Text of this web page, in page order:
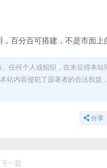
百分百可搭建，不是市面上
任何个人或组织，在未征得本站
站内容侵犯了原著者的合法权益
分享
下一篇